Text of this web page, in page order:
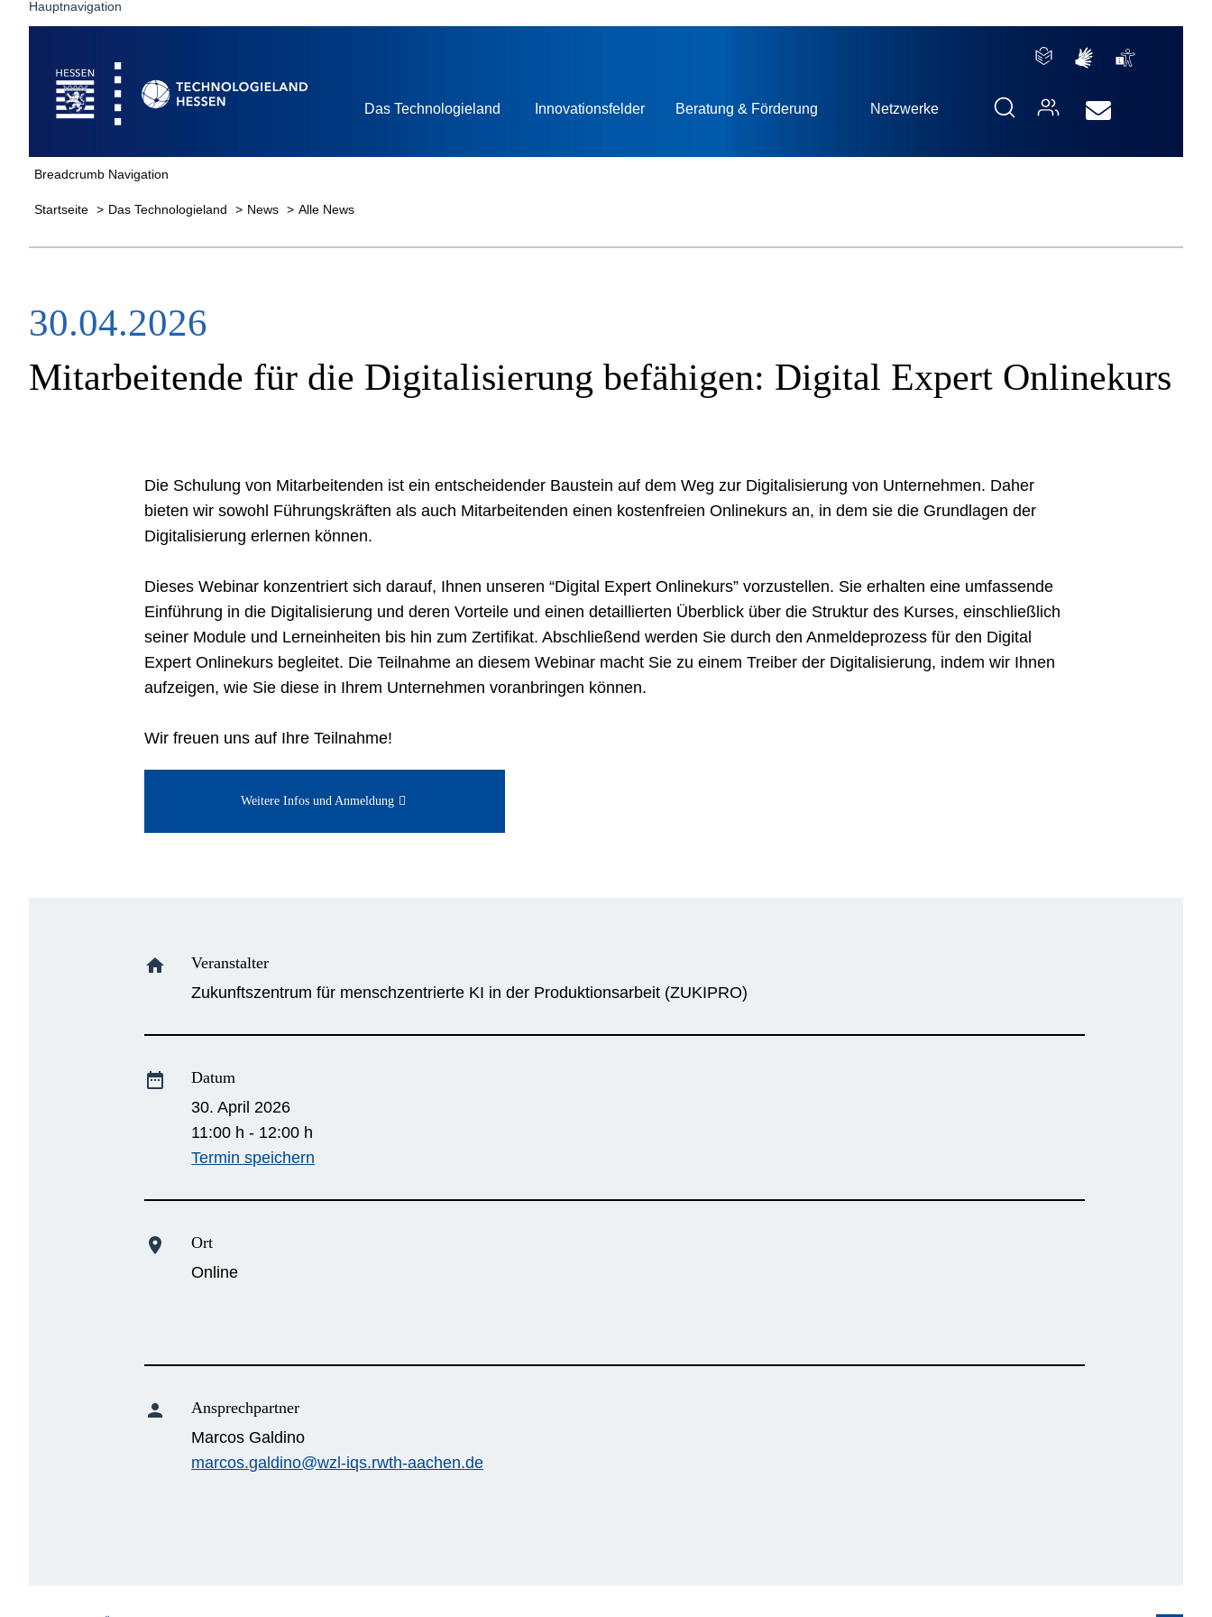
Hauptnavigation
Startseite
Das Technologieland Innovationsfelder Beratung & Förderung Netzwerke
Breadcrumb Navigation
Startseite Das Technologieland News Alle News
30.04.2026
Mitarbeitende für die Digitalisierung befähigen: Digital Expert Onlinekurs
Die Schulung von Mitarbeitenden ist ein entscheidender Baustein auf dem Weg zur Digitalisierung von Unternehmen. Daher
bieten wir sowohl Führungskräften als auch Mitarbeitenden einen kostenfreien Onlinekurs an, in dem sie die Grundlagen der
Digitalisierung erlernen können.
Dieses Webinar konzentriert sich darauf, Ihnen unseren “Digital Expert Onlinekurs” vorzustellen. Sie erhalten eine umfassende
Einführung in die Digitalisierung und deren Vorteile und einen detaillierten Überblick über die Struktur des Kurses, einschließlich
seiner Module und Lerneinheiten bis hin zum Zertifikat. Abschließend werden Sie durch den Anmeldeprozess für den Digital
Expert Onlinekurs begleitet. Die Teilnahme an diesem Webinar macht Sie zu einem Treiber der Digitalisierung, indem wir Ihnen
aufzeigen, wie Sie diese in Ihrem Unternehmen voranbringen können.
Wir freuen uns auf Ihre Teilnahme!
Weitere Infos und Anmeldung
home
Veranstalter
Zukunftszentrum für menschzentrierte KI in der Produktionsarbeit (ZUKIPRO)
date_range
Datum
30. April 2026
11:00 h - 12:00 h
Termin speichern
location_on
Ort
Online
person
Ansprechpartner
Marcos Galdino
marcos.galdino@wzl-iqs.rwth-aachen.de